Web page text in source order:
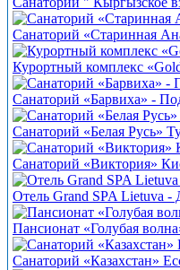
Санаторий «Старинная
Курортный комплекс
Санаторий «Барвиха» -
Санаторий «Белая Русь»
Санаторий «Виктория»
Отель Grand SPA Lietuva -
Пансионат «Голубая
Санаторий «Казахстан»